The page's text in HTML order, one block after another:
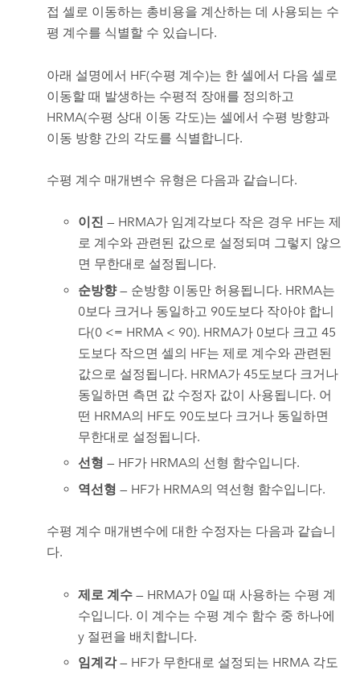
접 셀로 이동하는 총비용을 계산하는 데 사용되는 수
평 계수를 식별할 수 있습니다.
아래 설명에서 HF(수평 계수)는 한 셀에서 다음 셀로
이동할 때 발생하는 수평적 장애를 정의하고
HRMA(수평 상대 이동 각도)는 셀에서 수평 방향과
이동 방향 간의 각도를 식별합니다.
수평 계수 매개변수 유형은 다음과 같습니다.
이진 — HRMA가 임계각보다 작은 경우 HF는 제
로 계수와 관련된 값으로 설정되며 그렇지 않으
면 무한대로 설정됩니다.
순방향— 순방향 이동만 허용됩니다. HRMA는
0보다 크거나 동일하고 90도보다 작아야 합니
다(0 <= HRMA < 90). HRMA가 0보다 크고 45
도보다 작으면 셀의 HF는 제로 계수와 관련된
값으로 설정됩니다. HRMA가 45도보다 크거나
동일하면 측면 값 수정자 값이 사용됩니다. 어
떤 HRMA의 HF도 90도보다 크거나 동일하면
무한대로 설정됩니다.
선형 — HF가 HRMA의 선형 함수입니다.
역선형 — HF가 HRMA의 역선형 함수입니다.
수평 계수 매개변수에 대한 수정자는 다음과 같습니
다.
제로 계수 — HRMA가 0일 때 사용하는 수평 계
수입니다. 이 계수는 수평 계수 함수 중 하나에
y 절편을 배치합니다.
임계각— HF가 무한대로 설정되는 HRMA 각도